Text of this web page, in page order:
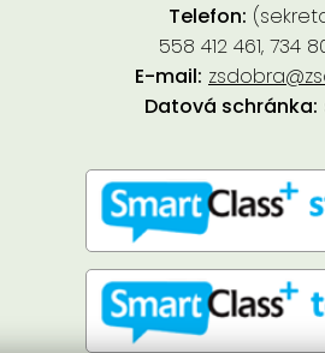
Telefon:
558 412 461, 734
E-mail:
Datová schránka: